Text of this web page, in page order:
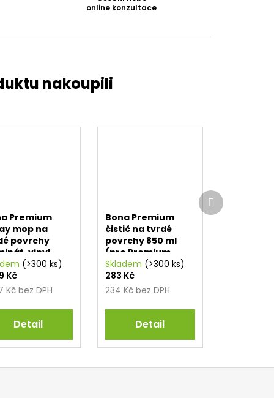
online konzultace
Premium
mop na
povrchy
vinyl,
(>300 ks)
Kč bez DPH
Kč
Detail
Bona Premium
čistič na tvrdé
povrchy 850 ml
(pro Premium
Spray mop)
Skladem (>300 ks)
234 Kč bez DPH
283 Kč
Detail
Další
produkt